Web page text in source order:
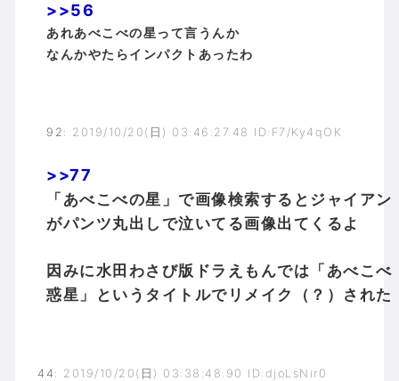
>>56
あれあべこべの星って言うんか
なんかやたらインパクトあったわ
92 : 2019/10/20(日) 03:46:27.48 ID:F7/Ky4qOK
>>77
「あべこべの星」で画像検索するとジャイアン
がパンツ丸出しで泣いてる画像出てくるよ
因みに水田わさび版ドラえもんでは「あべこべ
惑星」というタイトルでリメイク（？）された
44 : 2019/10/20(日) 03:38:48.90 ID:djoLsNir0